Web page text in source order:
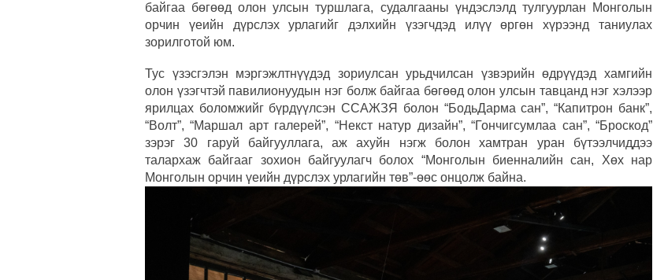
байгаа бөгөөд олон улсын туршлага, судалгааны үндэслэлд тулгуурлан Монголын
орчин үеийн дүрслэх урлагийг дэлхийн үзэгчдэд илүү өргөн хүрээнд таниулах
зорилготой юм.
Тус үзэсгэлэн мэргэжлтнүүдэд зориулсан урьдчилсан үзвэрийн өдрүүдэд хамгийн
олон үзэгчтэй павилионуудын нэг болж байгаа бөгөөд олон улсын тавцанд нэг хэлээр
ярилцах боломжийг бүрдүүлсэн ССАЖЗЯ болон “БодьДарма сан”, “Капитрон банк”,
“Волт”, “Маршал арт галерей”, “Некст натур дизайн”, “Гончигсумлаа сан”, “Броскод”
зэрэг 30 гаруй байгууллага, аж ахуйн нэгж болон хамтран уран бүтээлчиддээ
талархаж байгааг зохион байгуулагч болох “Монголын биенналийн сан, Хөх нар
Монголын орчин үеийн дүрслэх урлагийн төв”-өөс онцолж байна.